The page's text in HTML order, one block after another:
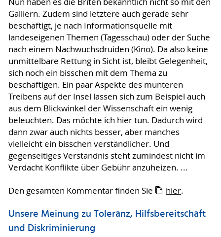
Galliern. Zudem sind letztere auch gerade sehr
beschäftigt, je nach Informationsquelle mit
landeseigenen Themen (Tagesschau) oder der Suche
nach einem Nachwuchsdruiden (Kino). Da also keine
unmittelbare Rettung in Sicht ist, bleibt Gelegenheit,
sich noch ein bisschen mit dem Thema zu
beschäftigen. Ein paar Aspekte des munteren
Treibens auf der Insel lassen sich zum Beispiel auch
aus dem Blickwinkel der Wissenschaft ein wenig
beleuchten. Das möchte ich hier tun. Dadurch wird
dann zwar auch nichts besser, aber manches
vielleicht ein bisschen verständlicher. Und
gegenseitiges Verständnis steht zumindest nicht im
Verdacht Konflikte über Gebühr anzuheizen. ...
Den gesamten Kommentar finden Sie hier.
Unsere Meinung zu Toleranz, Hilfsbereitschaft
und Diskriminierung